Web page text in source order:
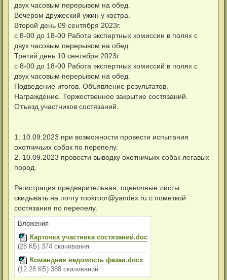
двух часовым перерывом на обед.
Вечером дружеский ужин у костра.
Второй день 09 сентября 2023г.
с 8-00 до 18-00 Работа экспертных комиссии в полях с
двух часовым перерывом на обед.
Третий день 10 сентября 2023г.
с 8-00 до 18-00 Работа экспертных комиссий в полях с
двух часовым перерывом на обед.
Подведение итогов. Объявление результатов.
Награждение. Торжественное закрытие состязаний.
Отъезд участников состязаний.
.
1. 10.09.2023 при возможности провести испытания
охотничьих собак по перепелу.
2. 10.09.2023 провести выводку охотничьих собак легавых
пород.
Регистрация предварительная, оценочные листы
скидывать на почту rookroor@yandex.ru c пометкой
состязания по перепелу.
Вложения
Карточка участника состязаний.doc
(28 КБ) 374 скачивания
Командная ведомость фазан.docx
(12.28 КБ) 388 скачиваний